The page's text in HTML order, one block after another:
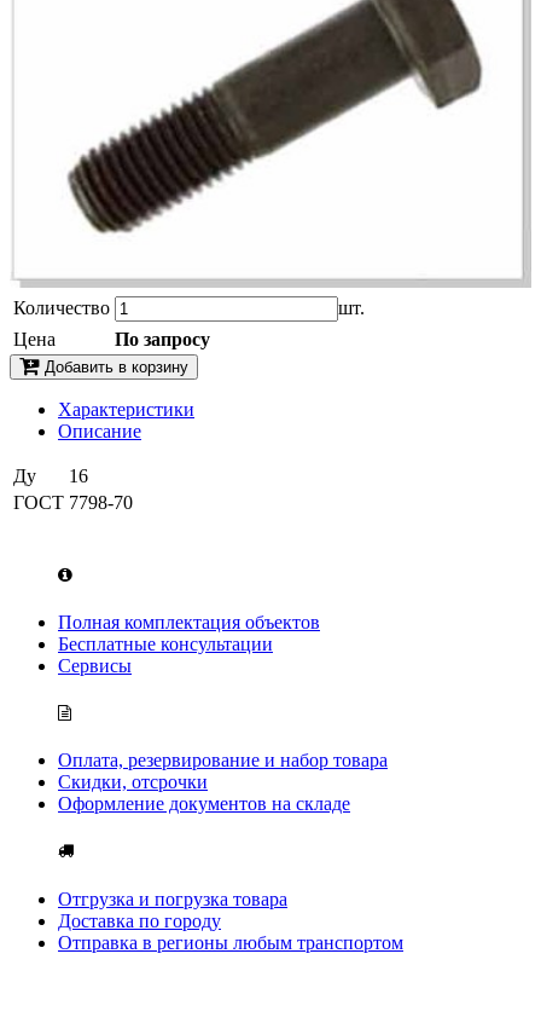
Количество
шт.
Цена
По запросу
Добавить в корзину
Характеристики
Описание
Ду
16
ГОСТ 7798-70
Полная комплектация объектов
Бесплатные консультации
Сервисы
Оплата, резервирование и набор товара
Скидки, отсрочки
Оформление документов на складе
Отгрузка и погрузка товара
Доставка по городу
Отправка в регионы любым транспортом